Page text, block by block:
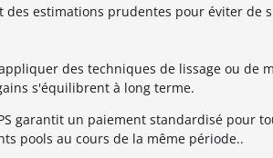
des estimations prudentes pour éviter de
des techniques de lissage ou de
s'équilibrent à long terme.
garantit un paiement standardisé pour
pools au cours de la même période..